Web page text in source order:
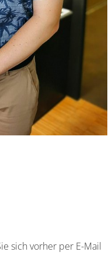
sich vorher per E-Mail